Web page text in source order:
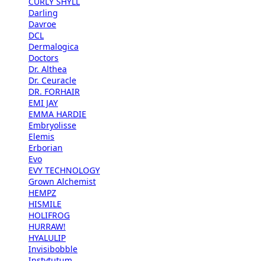
Darling
Davroe
DCL
Dermalogica
Doctors
Dr. Althea
Dr. Ceuracle
DR. FORHAIR
EMI JAY
EMMA HARDIE
Embryolisse
Elemis
Erborian
Evo
EVY TECHNOLOGY
Grown Alchemist
HEMPZ
HISMILE
HOLIFROG
HURRAW!
HYALULIP
Invisibobble